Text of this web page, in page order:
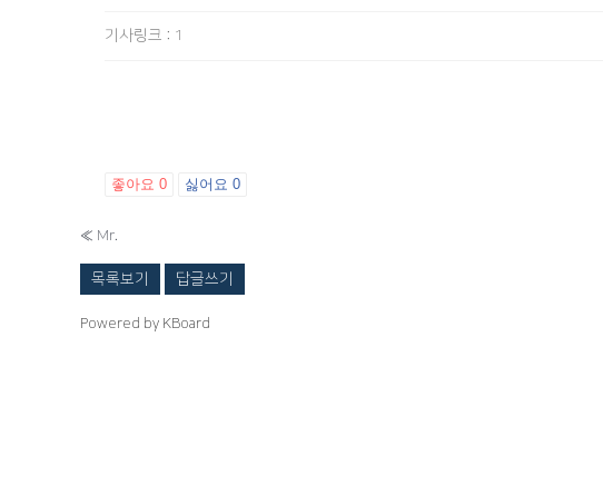
기사링크 : 1
좋아요 0 싫어요 0
« Mr.
목록보기 답글쓰기
Powered by KBoard